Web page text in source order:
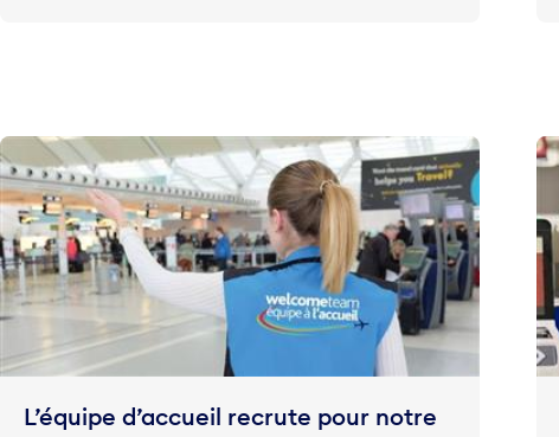
L’équipe d’accueil recrute pour notre